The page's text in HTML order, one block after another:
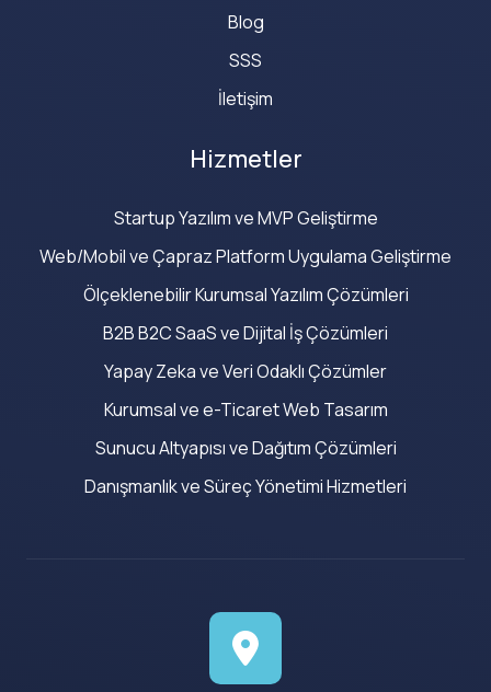
Blog
SSS
İletişim
Hizmetler
Startup Yazılım ve MVP Geliştirme
Web/Mobil ve Çapraz Platform Uygulama Geliştirme
Ölçeklenebilir Kurumsal Yazılım Çözümleri
B2B B2C SaaS ve Dijital İş Çözümleri
Yapay Zeka ve Veri Odaklı Çözümler
Kurumsal ve e-Ticaret Web Tasarım
Sunucu Altyapısı ve Dağıtım Çözümleri
Danışmanlık ve Süreç Yönetimi Hizmetleri